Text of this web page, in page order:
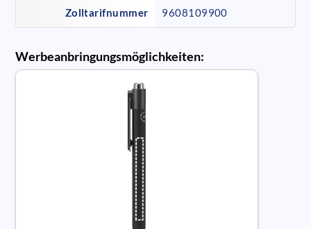
Zolltarifnummer 9608109900
Werbeanbringungsmöglichkeiten: